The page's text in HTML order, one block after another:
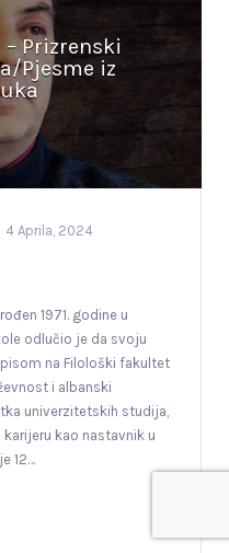
Prizrenski
Pjesme iz
4 Aprila, 2024
1971. godine u
odlučio je da svoju
na Filološki fakultet
i albanski
univerzitetskih studija,
kao nastavnik u
12…